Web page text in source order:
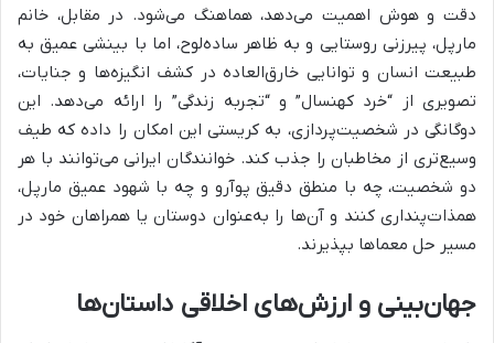
دقت و هوش اهمیت می‌دهد، هماهنگ می‌شود. در مقابل، خانم
مارپل، پیرزنی روستایی و به ظاهر ساده‌لوح، اما با بینشی عمیق به
طبیعت انسان و توانایی خارق‌العاده در کشف انگیزه‌ها و جنایات،
تصویری از “خرد کهنسال” و “تجربه زندگی” را ارائه می‌دهد. این
دوگانگی در شخصیت‌پردازی، به کریستی این امکان را داده که طیف
وسیع‌تری از مخاطبان را جذب کند. خوانندگان ایرانی می‌توانند با هر
دو شخصیت، چه با منطق دقیق پوآرو و چه با شهود عمیق مارپل،
همذات‌پنداری کنند و آن‌ها را به‌عنوان دوستان یا همراهان خود در
مسیر حل معماها بپذیرند.
جهان‌بینی و ارزش‌های اخلاقی داستان‌ها